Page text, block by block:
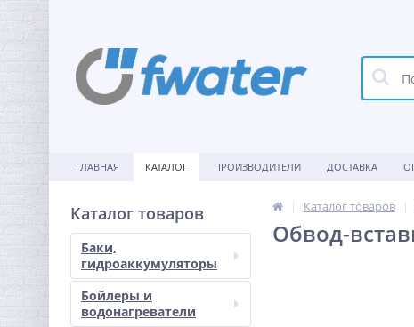
ГЛАВНАЯ КАТАЛОГ ПРОИЗВОДИТЕЛИ ДОСТАВКА
Каталог товаров
Баки,
гидроаккумуляторы
Бойлеры и
водонагреватели
Каталог товаров
Обвод-